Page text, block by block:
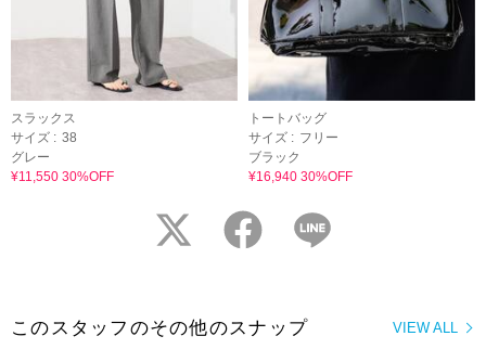
スラックス
サイズ : 38
グレー
¥11,550 30%OFF
トートバッグ
サイズ : フリー
ブラック
¥16,940 30%OFF
twitter facebook
VIEW ALL
このスタッフのその他のスナップ